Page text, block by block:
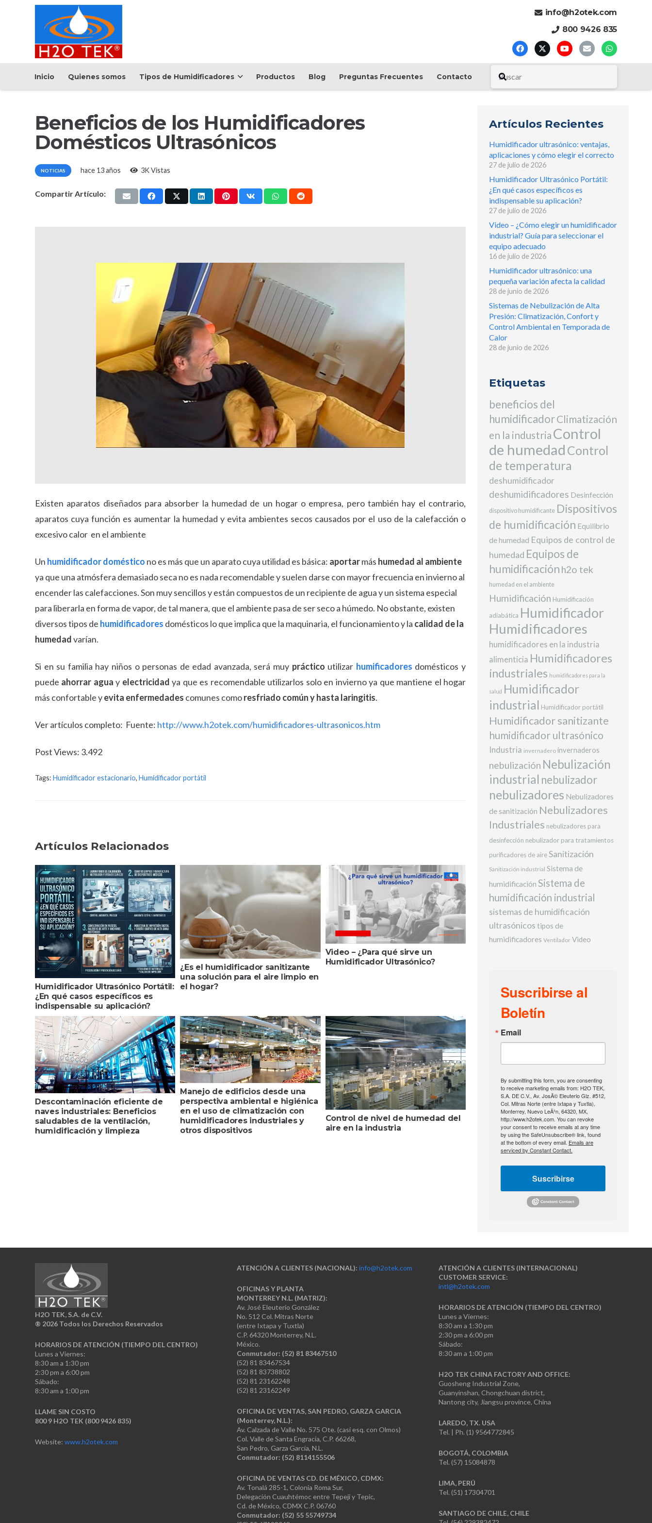
info@h2otek.com
800 9426 835
Inicio Quienes somos Tipos de Humidificadores Productos Blog Preguntas Frecuentes Contacto
Beneficios de los Humidificadores
Domésticos Ultrasónicos
NOTICIAS hace 13 años 3KVistas
Compartir Artículo:
Existen aparatos diseñados para absorber la humedad de un hogar o empresa, pero también hay el contrario,
aparatos cuya función es aumentar la humedad y evita ambientes secos causados por el uso de la calefacción o
excesivo calor en el ambiente
Un humidificador doméstico no es más que un aparato cuya utilidad es básica: aportarmás humedad al ambiente
ya que una atmósfera demasiado seca no es nada recomendable y suelen darse con mayor frecuencia en invierno al
encender las calefacciones. Son muy sencillos y están compuestos de un recipiente de agua y un sistema especial
para liberarla en forma de vapor, de tal manera, que el ambiente pasa de ser seco a húmedo. No obstante, existen
diversos tipos de humidificadores domésticos lo que implica que la maquinaria, el funcionamiento y la calidad de la
humedadvarían.
Si en su familia hay niños o personas de edad avanzada, será muy práctico utilizar humificadores domésticos y
puede ahorrar agua y electricidad ya que es recomendable utilizarlos solo en invierno ya que mantiene el hogar
más confortable yevita enfermedades comunes comoresfriado común y hasta laringitis.
Ver artículos completo: Fuente: http://www.h2otek.com/humidificadores-ultrasonicos.htm
Post Views: 3.492
Tags: Humidificador estacionario, Humidificador portátil
Artículos Relacionados
Humidificador Ultrasónico Portátil:
¿En qué casos específicos es
indispensable su aplicación?
¿Es el humidificador sanitizante
una solución para el aire limpio en
el hogar?
Video – ¿Para qué sirve un
Humidificador Ultrasónico?
Descontaminación eficiente de
naves industriales: Beneficios
saludables de la ventilación,
humidificación y limpieza
Manejo de edificios desde una
perspectiva ambiental e higiénica
en el uso de climatización con
humidificadores industriales y
otros dispositivos
Control de nivel de humedad del
aire en la industria
Artículos Recientes
Humidificador ultrasónico: ventajas,
aplicaciones y cómo elegir el correcto
27 de julio de 2026
Humidificador Ultrasónico Portátil:
¿En qué casos específicos es
indispensable su aplicación?
27 de julio de 2026
Video – ¿Cómo elegir un humidificador
industrial? Guía para seleccionar el
equipo adecuado
16 de julio de 2026
Humidificador ultrasónico: una
pequeña variación afecta la calidad
28 de junio de 2026
Sistemas de Nebulización de Alta
Presión: Climatización, Confort y
Control Ambiental en Temporada de
Calor
28 de junio de 2026
Etiquetas
beneficios del
humidificadorClimatización
en la industria Control
de humedad Control
de temperatura
deshumidificador
deshumidificadores Desinfección
dispositivo humidificante Dispositivos
de humidificación Equilibrio
de humedad Equipos de control de
humedad Equipos de
humidificación h2o tek
humedad en el ambiente
Humidificación Humidificación
adiabática Humidificador
Humidificadores
humidificadores en la industria
alimenticia Humidificadores
industriales humidificadores para la
salud Humidificador
industrial Humidificador portátil
Humidificador sanitizante
humidificador ultrasónico
Industria invernadero invernaderos
nebulización Nebulización
industrial nebulizador
nebulizadores Nebulizadores
de sanitización Nebulizadores
Industriales nebulizadores para
desinfección nebulizador para tratamientos
purificadores de aireSanitización
Sanitización industrial Sistema de
humidificación Sistema de
humidificación industrial
sistemas de humidificación
ultrasónicos tipos de
humidificadores Ventilador Video
Suscribirse al
Boletín
Email
By submitting this form, you are consenting
to receive marketing emails from: H2O TEK,
S.A. DE C.V., Av. JosÃ© Eleuterio Glz. #512,
Col. Mitras Norte (entre Ixtapa y Tuxtla),
Monterrey, Nuevo LeÃ³n, 64320, MX,
http://www.h2otek.com. You can revoke
your consent to receive emails at any time
by using the SafeUnsubscribe® link, found
at the bottom of every email. Emails are
serviced by Constant Contact.
Suscribirse
H2O TEK, S.A. de C.V.
® 2026 Todos los Derechos Reservados
HORARIOS DE ATENCIÓN (TIEMPO DEL CENTRO)
Lunes a Viernes:
8:30 am a 1:30 pm
2:30 pm a 6:00 pm
Sábado:
8:30 am a 1:00 pm
LLAME SIN COSTO
800 9 H2O TEK (800 9426 835)
Website: www.h2otek.com
ATENCIÓN A CLIENTES (NACIONAL): info@h2otek.com
OFICINAS Y PLANTA
MONTERREY N.L. (MATRIZ):
Av. José Eleuterio González
No. 512 Col. Mitras Norte
(entre Ixtapa y Tuxtla)
C.P. 64320 Monterrey, N.L.
México.
Conmutador: (52) 81 83467510
(52) 81 83467534
(52) 81 83738802
(52) 81 23162248
(52) 81 23162249
OFICINA DE VENTAS, SAN PEDRO, GARZA GARCIA
(Monterrey, N.L.):
Av. Calzada de Valle No. 575 Ote. (casi esq. con Olmos)
Col. Valle de Santa Engracia, C.P. 66268,
San Pedro, Garza García, N.L.
Conmutador: (52) 8114155506
OFICINA DE VENTAS CD. DE MÉXICO, CDMX:
Av. Tonalá 285-1, Colonia Roma Sur,
Delegación Cuauhtémoc entre Tepeji y Tepic,
Cd. de México, CDMX C.P. 06760
Conmutador: (52) 55 55749734
ATENCIÓN A CLIENTES (INTERNACIONAL)
CUSTOMER SERVICE:
intl@h2otek.com
HORARIOS DE ATENCIÓN (TIEMPO DEL CENTRO)
Lunes a Viernes:
8:30 am a 1:30 pm
2:30 pm a 6:00 pm
Sábado:
8:30 am a 1:00 pm
H2O TEK CHINA FACTORY AND OFFICE:
Guosheng Industrial Zone,
Guanyinshan, Chongchuan district,
Nantong city, Jiangsu province, China
LAREDO, TX. USA
Tel. | Ph. (1) 9564772845
BOGOTÁ, COLOMBIA
Tel. (57) 15084878
LIMA, PERÚ
Tel. (51) 17304701
SANTIAGO DE CHILE, CHILE